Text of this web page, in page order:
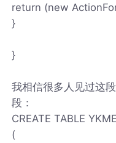
return (new
}
}
我相信很多人见过这
段：
CREATE TABLE
(